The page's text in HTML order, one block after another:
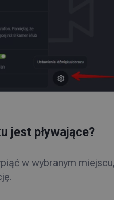
jest pływające?
w wybranym